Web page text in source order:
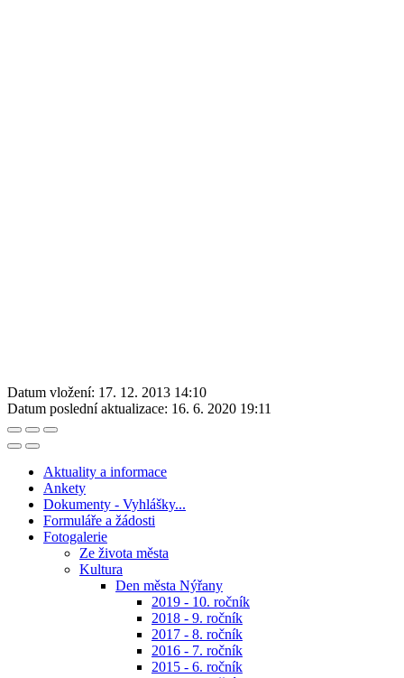
Datum vložení: 17. 12. 2013 14:10
Datum poslední aktualizace: 16. 6. 2020 19:11
Aktuality a informace
Ankety
Dokumenty - Vyhlášky...
Formuláře a žádosti
Fotogalerie
Ze života města
Kultura
Den města Nýřany
2019 - 10. ročník
2018 - 9. ročník
2017 - 8. ročník
2016 - 7. ročník
2015 - 6. ročník